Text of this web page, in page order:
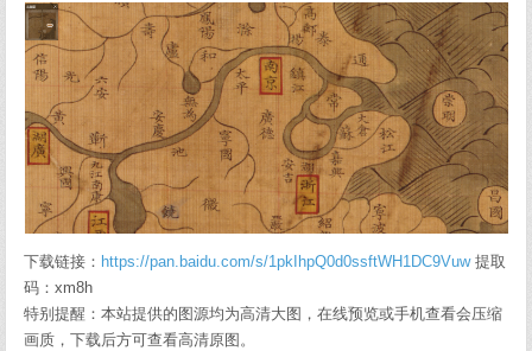
下载链接： https://pan.baidu.com/s/1pkIhpQ0d0ssftWH1DC9Vuw提取
码：xm8h
特别提醒：本站提供的图源均为高清大图，在线预览或手机查看会压缩
画质，下载后方可查看高清原图。